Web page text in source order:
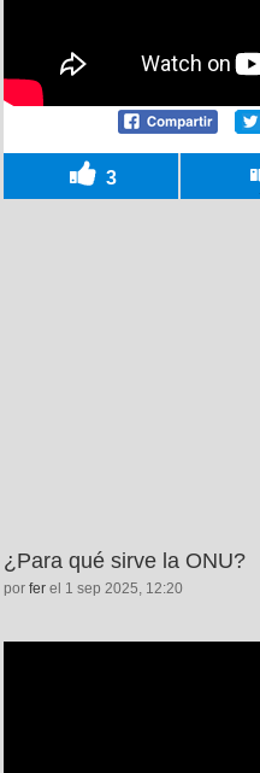
3
¿Para qué sirve la ONU?
por fer el 1 sep 2025, 12:20